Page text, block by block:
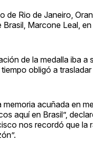
de Rio de Janeiro,
Brasil, Marcone Leal,
de la medalla iba a
obligó a
memoria acuñada en
aquí en Brasil”,
nos recordó que la